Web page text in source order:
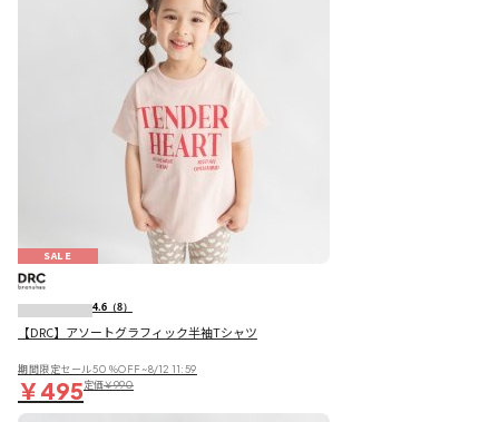
SALE
4.6 （8）
【DRC】アソートグラフィック半袖Tシャツ
期間限定セール50％OFF~8/12 11:59
￥495定価￥990